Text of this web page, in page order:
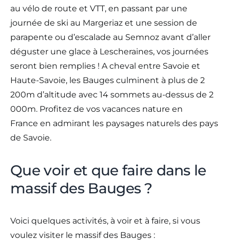
au vélo de route et VTT, en passant par une
journée de ski au Margeriaz et une session de
parapente ou d’escalade au Semnoz avant d’aller
déguster une glace à Lescheraines, vos journées
seront bien remplies ! A cheval entre Savoie et
Haute-Savoie, les Bauges culminent à plus de 2
200m d’altitude avec 14 sommets au-dessus de 2
000m. Profitez de vos vacances nature en
France en admirant les paysages naturels des pays
de Savoie.
Que voir et que faire dans le
massif des Bauges ?
Voici quelques activités, à voir et à faire, si vous
voulez visiter le massif des Bauges :